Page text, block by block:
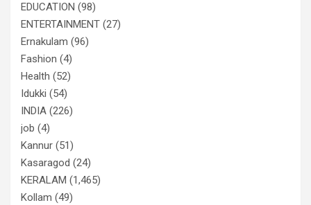
EDUCATION (98)
ENTERTAINMENT (27)
Ernakulam (96)
Fashion (4)
Health (52)
Idukki (54)
INDIA (226)
job (4)
Kannur (51)
Kasaragod (24)
KERALAM (1,465)
Kollam (49)